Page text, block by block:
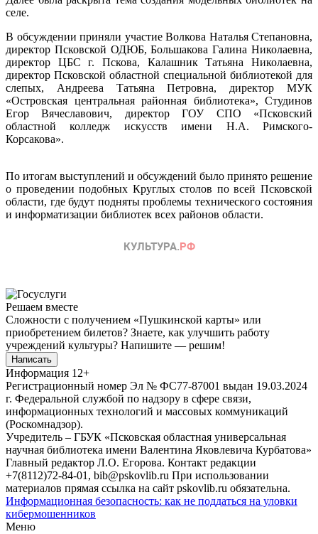
селе.
В обсуждении приняли участие Волкова Наталья Степановна,
директор Псковской ОДЮБ, Большакова Галина Николаевна,
директор ЦБС г. Пскова, Калашник Татьяна Николаевна,
директор Псковской областной специальной библиотекой для
слепых, Андреева Татьяна Петровна, директор МУК
«Островская центральная районная библиотека», Студинов
Егор Вячеславович, директор ГОУ СПО «Псковский
областной колледж искусств имени Н.А. Римского-
Корсакова».
По итогам выступлений и обсуждений было принято решение
о проведении подобных Круглых столов по всей Псковской
области, где будут подняты проблемы технического состояния
и информатизации библиотек всех районов области.
Решаем вместе
Сложности с получением «Пушкинской карты» или
приобретением билетов? Знаете, как улучшить работу
учреждений культуры? Напишите — решим!
Написать
Информация 12+
Регистрационный номер Эл № ФС77-87001 выдан 19.03.2024
г. Федеральной службой по надзору в сфере связи,
информационных технологий и массовых коммуникаций
(Роскомнадзор).
Учредитель – ГБУК «Псковская областная универсальная
научная библиотека имени Валентина Яковлевича Курбатова»
Главный редактор Л.О. Егорова. Контакт редакции
+7(8112)72-84-01, bib@pskovlib.ru При использовании
материалов прямая ссылка на сайт pskovlib.ru обязательна.
Информационная безопасность: как не поддаться на уловки
кибермошенников
Меню